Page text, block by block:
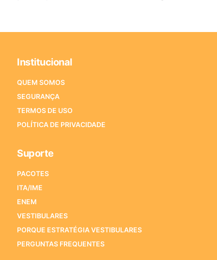
Institucional
QUEM SOMOS
SEGURANÇA
TERMOS DE USO
POLÍTICA DE PRIVACIDADE
Suporte
PACOTES
ITA/IME
ENEM
VESTIBULARES
PORQUE ESTRATÉGIA VESTIBULARES
PERGUNTAS FREQUENTES